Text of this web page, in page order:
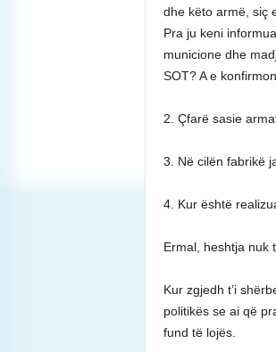
dhe këto armë, siç
Pra ju keni
municione dhe
SOT? A e
2. Çfarë sasie
3. Në cilën fabrikë
4. Kur është
Ermal, heshtja nuk
Kur zgjedh t’i
politikës se ai që
fund të lojës.